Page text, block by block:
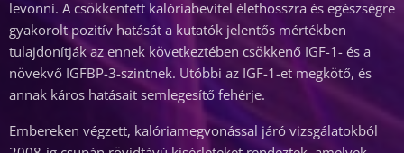
levonni. A csökkentett kalóriabevitel élethosszra és egészségre
gyakorolt pozitív hatását a kutatók jelentős mértékben
tulajdonítják az ennek következtében csökkenő IGF-1- és a
növekvő IGFBP-3-szintnek. Utóbbi az IGF-1-et megkötő, és
annak káros hatásait semlegesítő fehérje.
Embereken végzett, kalóriamegvonással járó vizsgálatokból